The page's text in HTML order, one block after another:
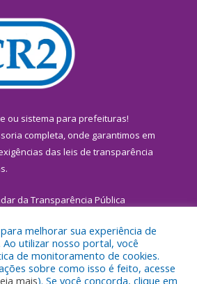
ou sistema para prefeituras!
completa, onde garantimos em
das leis de transparência
da Transparência Pública
a Prefeitura Municipal de
melhorar sua experiência de
utilizar nosso portal, você
de monitoramento de cookies.
sobre como isso é feito, acesse
mais). Se você concorda, clique em